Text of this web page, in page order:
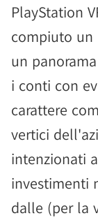
PlayStation
compiuto un
un
i conti con
carattere
vertici
intenzionati
investimenti
dalle (per la